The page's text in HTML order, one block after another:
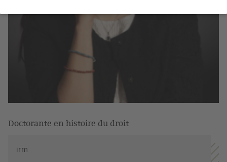
Doctorante en histoire du droit
irm